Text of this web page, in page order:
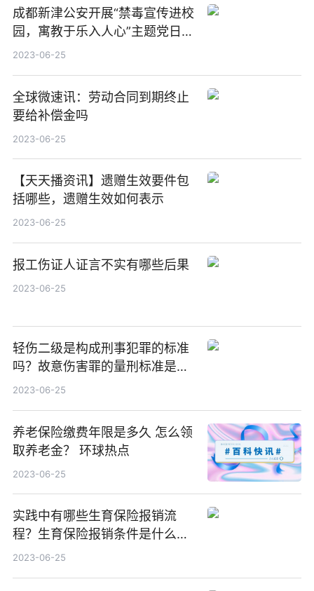
成都新津公安开展“禁毒宣传进校
园，寓教于乐入人心”主题党日教
育活动-环球今日讯
2023-06-25
全球微速讯：劳动合同到期终止
要给补偿金吗
2023-06-25
【天天播资讯】遗赠生效要件包
括哪些，遗赠生效如何表示
2023-06-25
报工伤证人证言不实有哪些后果
2023-06-25
轻伤二级是构成刑事犯罪的标准
吗？故意伤害罪的量刑标准是什
么？_环球快看
2023-06-25
养老保险缴费年限是多久 怎么领
取养老金？ 环球热点
2023-06-25
实践中有哪些生育保险报销流
程？生育保险报销条件是什么？_
当前视讯
2023-06-25